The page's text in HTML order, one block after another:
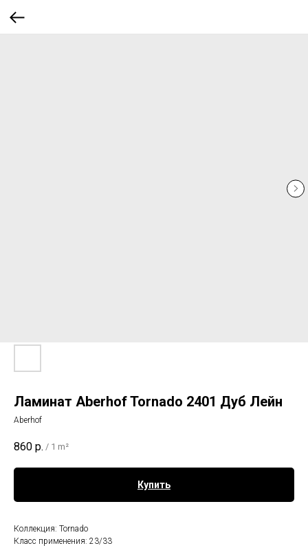
Ламинат Aberhof Tornado 2401 Дуб Лейн
Aberhof
860 р. / 1 m²
Купить
Коллекция: Tornado
Класс применения: 23/33